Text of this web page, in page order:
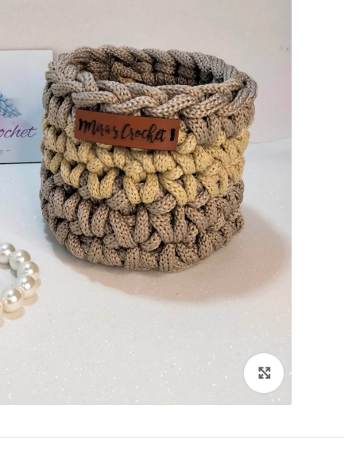
انقر هنا لتكبير الصورة